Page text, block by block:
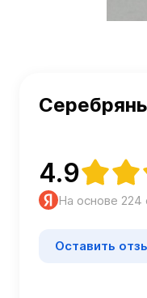
4.9
На основе 224
Оставить